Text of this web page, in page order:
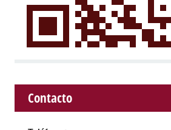
Contacto